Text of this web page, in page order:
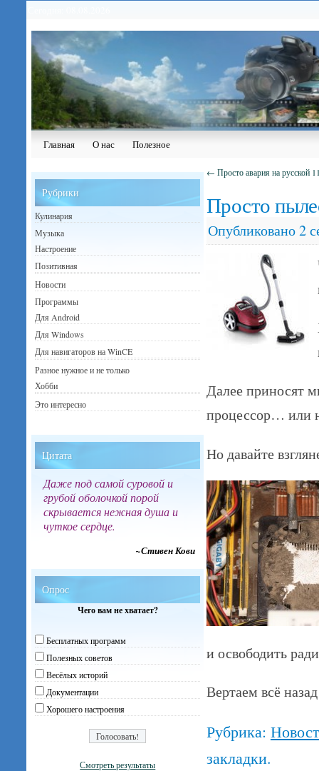
Главная О нас Полезное
← Просто авария на русской
Просто
Опубликовано2
Далее приносят
процессор… или
Но давайте
и освободить
Вертаем всё
Рубрика:
закладки.
Рубрики
Кулинария
Музыка
Настроение
Позитивная
Новости
Программы
Для Android
Для Windows
Для навигаторов на WinCE
Разное нужное и не только
Хобби
Это интересно
Цитата
Даже под самой суровой и
грубой оболочкой порой
скрывается нежная душа и
чуткое сердце.
~Стивен Кови
Опрос
Чего вам не хватает?
Бесплатных программ
Полезных советов
Весёлых историй
Документации
Хорошего настроения
Смотреть результаты